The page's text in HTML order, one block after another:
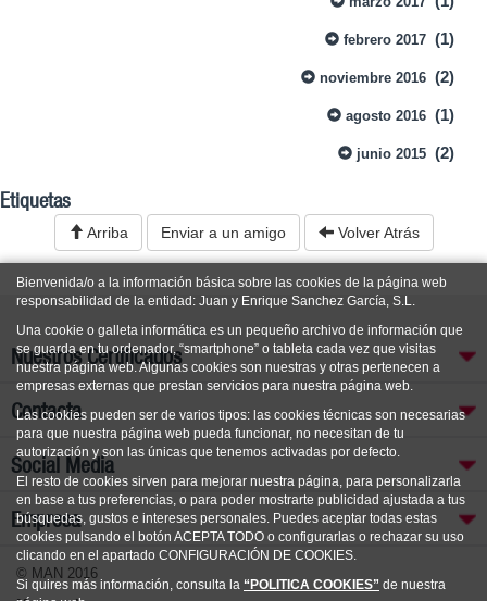
febrero 2017 (1)
noviembre 2016 (2)
agosto 2016 (1)
junio 2015 (2)
Etiquetas
Arriba Enviar a un amigo Volver Atrás
Nuestros Certificados
Contacta
Social Media
Empresa
© MAN 2016
Bienvenida/o a la información básica sobre las cookies de la página web
responsabilidad de la entidad: Juan y Enrique Sanchez García, S.L.
Una cookie o galleta informática es un pequeño archivo de información que
se guarda en tu ordenador, “smartphone” o tableta cada vez que visitas
nuestra página web. Algunas cookies son nuestras y otras pertenecen a
empresas externas que prestan servicios para nuestra página web.
Las cookies pueden ser de varios tipos: las cookies técnicas son necesarias
para que nuestra página web pueda funcionar, no necesitan de tu
autorización y son las únicas que tenemos activadas por defecto.
El resto de cookies sirven para mejorar nuestra página, para personalizarla
en base a tus preferencias, o para poder mostrarte publicidad ajustada a tus
búsquedas, gustos e intereses personales. Puedes aceptar todas estas
cookies pulsando el botón ACEPTA TODO o configurarlas o rechazar su uso
clicando en el apartado CONFIGURACIÓN DE COOKIES.
Si quires más información, consulta la “POLITICA COOKIES” de nuestra